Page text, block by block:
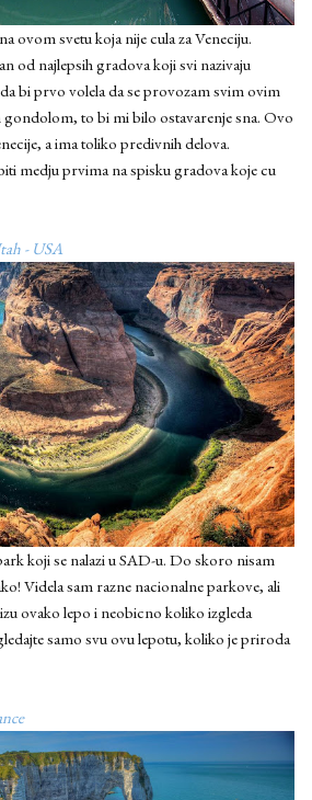
ovom svetu koja nije cula za Veneciju.
od najlepsih gradova koji svi nazivaju
bi prvo volela da se provozam svim ovim
to bi mi bilo ostavarenje sna. Ovo
a ima toliko predivnih delova.
medju prvima na spisku gradova koje cu
- USA
koji se nalazi u SAD-u. Do skoro nisam
Videla sam razne nacionalne parkove, ali
ovako lepo i neobicno koliko izgleda
samo svu ovu lepotu, koliko je priroda